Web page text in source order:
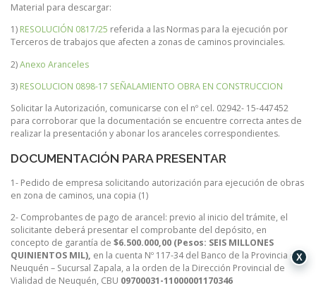
Material para descargar:
1) RESOLUCIÓN 0817/25 referida a las Normas para la ejecución por
Terceros de trabajos que afecten a zonas de caminos provinciales.
2)Anexo Aranceles
3) RESOLUCION 0898-17 SEÑALAMIENTO OBRA EN CONSTRUCCION
Solicitar la Autorización, comunicarse con el nº cel. 02942- 15-447452
para corroborar que la documentación se encuentre correcta antes de
realizar la presentación y abonar los aranceles correspondientes.
DOCUMENTACIÓN PARA PRESENTAR
1- Pedido de empresa solicitando autorización para ejecución de obras
en zona de caminos, una copia (1)
2- Comprobantes de pago de arancel: previo al inicio del trámite, el
solicitante deberá presentar el comprobante del depósito, en
concepto de garantía de $6.500.000,00 (Pesos: SEIS MILLONES
QUINIENTOS MIL), en la cuenta Nº 117-34 del Banco de la Provincia de
Neuquén – Sucursal Zapala, a la orden de la Dirección Provincial de
Vialidad de Neuquén, CBU 09700031-11000001170346
X